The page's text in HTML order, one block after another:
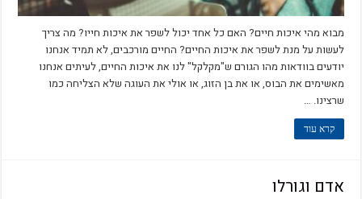
מבוא מהי איכות חיים? האם כל אחד יכול לשפר את איכות חייו? מה צריך
לעשות על מנת לשפר את איכות החיים? החיים מורכבים, לא תמיד אנחנו
יודעים בוודאות מהו הגורם ש"מקלקל" לנו את איכות החיים, לעיתים אנחנו
מאשימים את הבוס, או את בן הזוג, או אולי את העוגה שלא הצליחה כמו
שרצינו. …
קרא עוד
אדם וגורלו